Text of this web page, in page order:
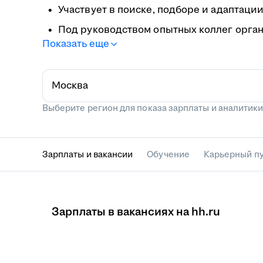
Участвует в поиске, подборе и
Под руководством опытных коллег
Ведёт отчётность о результатах найма и
Показать еще
Москва
Выберите регион для показа зарплаты и
Зарплаты и вакансии Обучение Карьерный
Зарплаты в вакансиях на hh.ru